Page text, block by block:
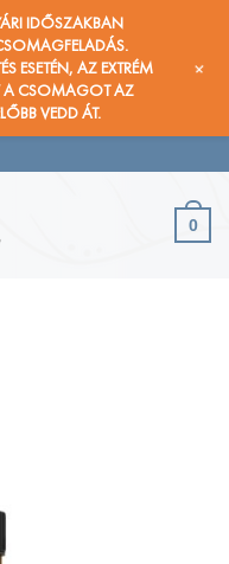
0
IDŐSZAKBAN
ESETÉN, AZ EXTRÉM
A CSOMAGOT AZ
VEDD ÁT.
+